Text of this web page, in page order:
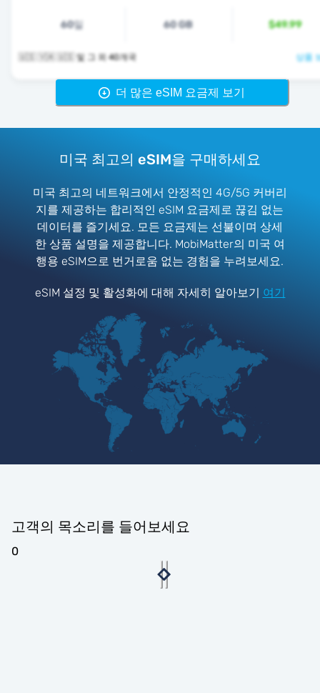
60일 60 GB $49.99
🇺🇸 🇻🇦 🇺🇸 및 그 외 40개국 상품
더 많은 eSIM 요금제 보기
미국 최고의 eSIM을 구매하세요
미국 최고의 네트워크에서 안정적인 4G/5G 커버리
지를 제공하는 합리적인 eSIM 요금제로 끊김 없는
데이터를 즐기세요. 모든 요금제는 선불이며 상세
한 상품 설명을 제공합니다. MobiMatter의 미국 여
행용 eSIM으로 번거로움 없는 경험을 누려보세요.
eSIM 설정 및 활성화에 대해 자세히 알아보기 여기
고객의 목소리를 들어보세요
0